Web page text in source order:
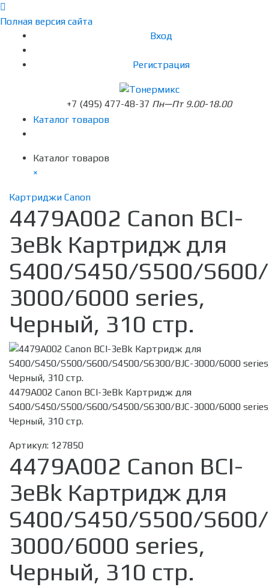
Полная версия сайта
Вход
Регистрация
+7 (495) 477-48-37 Пн—Пт 9.00-18.00
Каталог товаров
Каталог товаров
×
Картриджи Canon
4479A002 Canon BCI-
3eBk Картридж для
S400/S450/S500/
3000/6000 series,
Черный, 310 стр.
4479A002 Canon BCI-3eBk Картридж для
S400/S450/S500/S600/S4500/S6300/BJC-3000/6000
Черный, 310 стр.
Артикул: 127850
4479A002 Canon BCI-
3eBk Картридж для
S400/S450/S500/
3000/6000 series,
Черный, 310 стр.